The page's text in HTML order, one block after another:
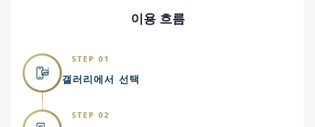
이용 흐름
STEP 01
갤러리에서 선택
STEP 02